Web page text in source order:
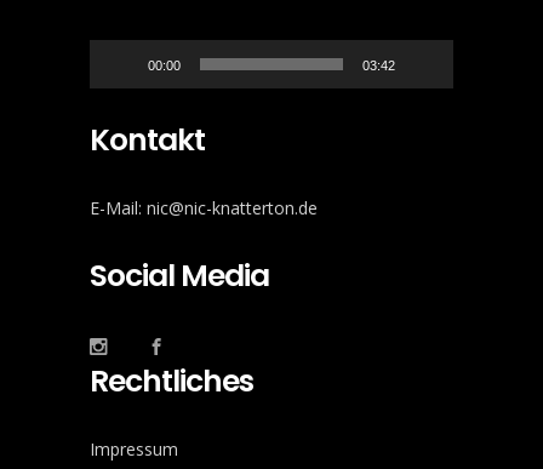
00:00 03:42
Kontakt
E-Mail: nic@nic-knatterton.de
Social Media
Rechtliches
Impressum